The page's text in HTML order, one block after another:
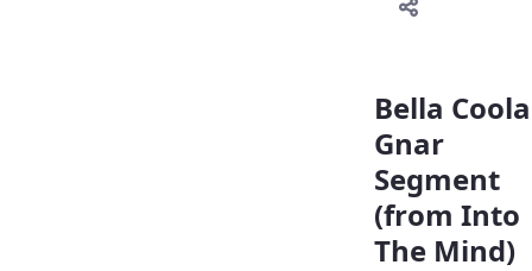
Bella Coola
Gnar
Segment
(from Into
The Mind)